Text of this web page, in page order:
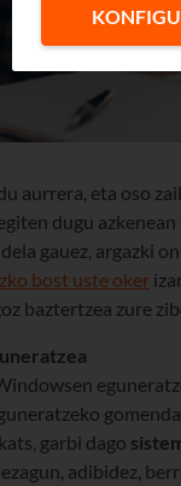
aurrera, eta oso
dugu
gauez, argazki
bost uste oker
baztertzea zure
garbi dago
adibidez,